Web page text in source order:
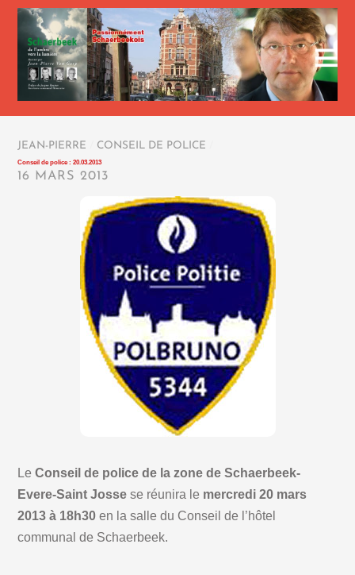
JEAN-PIERRE CONSEIL DE POLICE
Conseil de police : 20.03.2013
16 MARS 2013
Le Conseil de police de la zone de Schaerbeek-
Evere-Saint Josse se réunira le mercredi 20 mars
2013 à 18h30 en la salle du Conseil de l’hôtel
communal de Schaerbeek.